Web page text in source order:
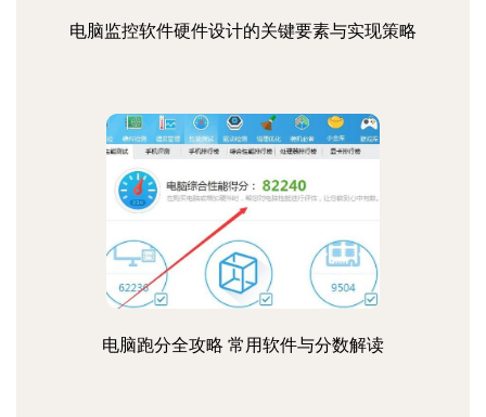
电脑监控软件硬件设计的关键要素与实现策略
电脑跑分全攻略 常用软件与分数解读